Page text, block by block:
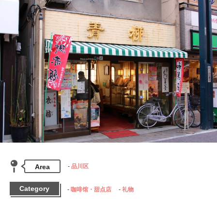
Area 品川区
Category 咖啡馆・甜点店 礼物